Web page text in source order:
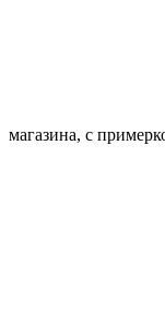
магазина, с